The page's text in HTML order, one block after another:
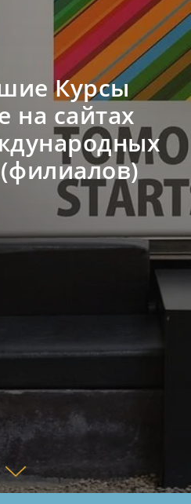
Курсы
на сайтах